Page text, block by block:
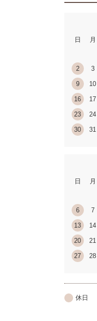
日
月
2 3
9 10
16 17
23 24
30 31
日
月
6 7
13 14
20 21
27 28
休日